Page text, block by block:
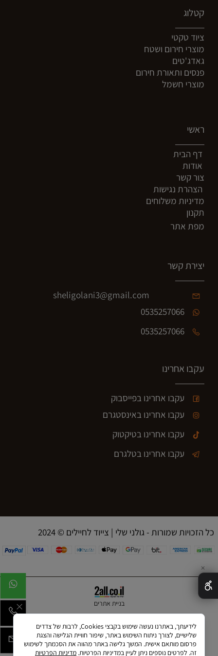
קטלוג
ציוד טקטי
מוצרי חירום ושטח
גאדג'טים
פנסים ותאורת חירום
מוצרי חשמל
ראשי
דף הבית
אודות
צור קשר
הצהרת נגישות
מדיניות משלוחים
תקנון
מפת אתר
יצירת קשר
sheligolani3@gmail.com
0535257066
0535257066
עקבו אחרינו
עקבו אחרינו בפייסבוק
עקבו אחרינו באינסטגרם
עקבו אחרינו בטיקטוק
עקבו אחרינו בטלגרם
בניית אתרים
✕
לידיעתך, באתרנו נעשה שימוש בקבצי Cookies, לרבות של צדדים
שלישיים, לצורך ניתוח השימוש באתר, שיפור חוויית הגלישה והצגת
פרסום מותאם אישית. המשך גלישה באתר מהווה את הסכמתך לשימוש
זה. לפרטים נוספים ניתן לעיין במדיניות הפרטיות. מדיניות הפרטיות